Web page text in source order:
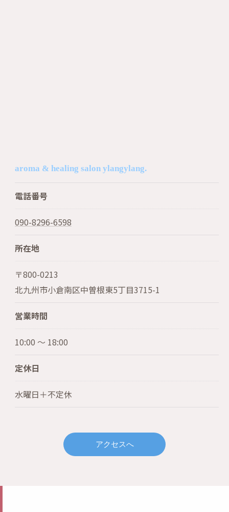
aroma & healing salon ylangylang.
電話番号
090-8296-6598
所在地
〒800-0213
北九州市小倉南区中曽根東5丁目3715-1
営業時間
10:00 〜 18:00
定休日
水曜日＋不定休
アクセスへ